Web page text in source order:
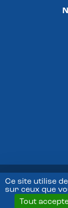
Ce site utilise
sur ceux que
Tout